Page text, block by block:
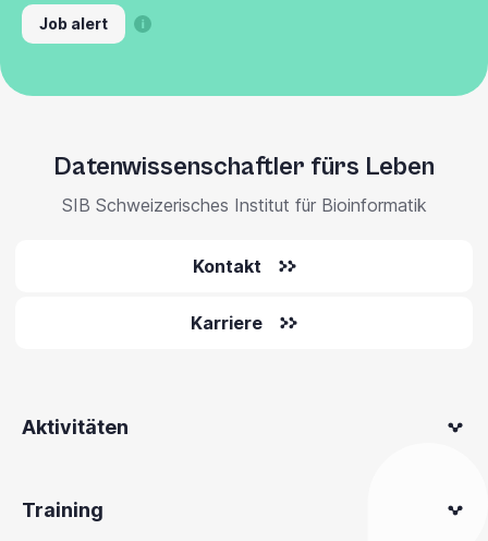
Job alert
Datenwissenschaftler fürs Leben
SIB Schweizerisches Institut für Bioinformatik
Kontakt
Karriere
Aktivitäten
Training